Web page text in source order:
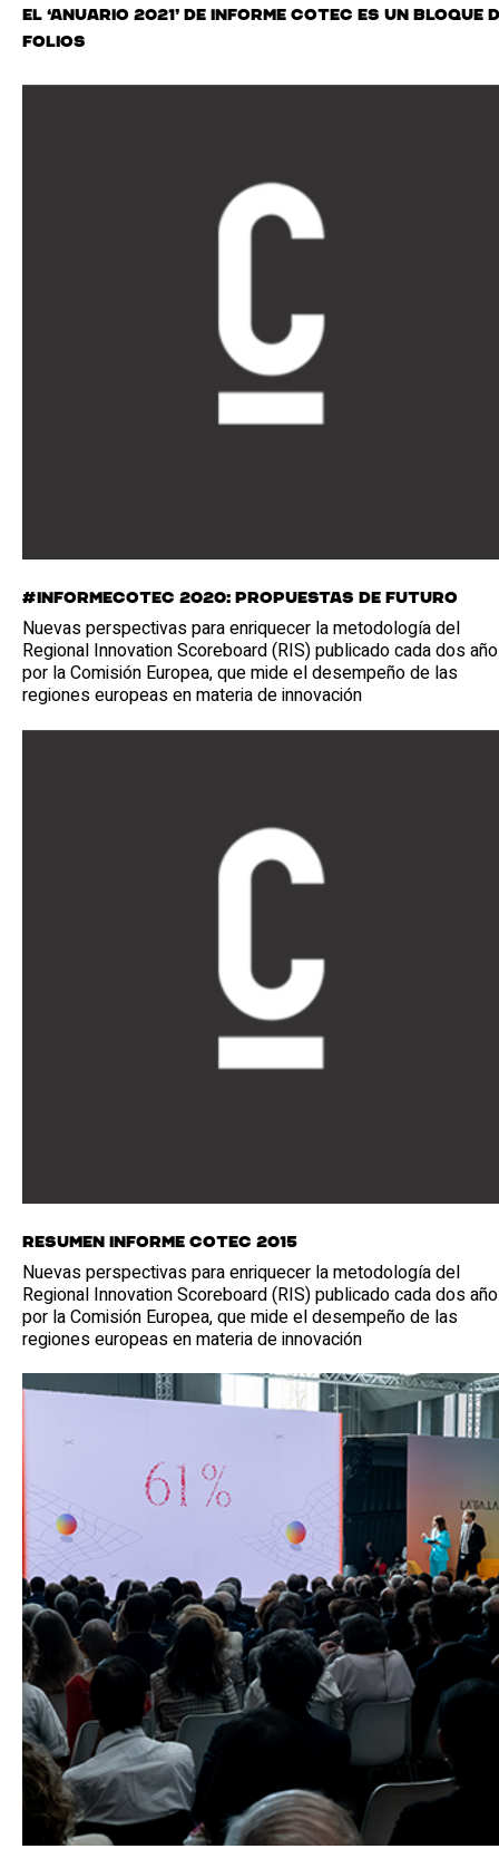
El ‘Anuario 2021’ de Informe Cotec es un bloque
folios
#InformeCotec 2020: Propuestas de futuro
Nuevas perspectivas para enriquecer la metodología del
Regional Innovation Scoreboard (RIS) publicado cada dos
por la Comisión Europea, que mide el desempeño de las
regiones europeas en materia de innovación
Resumen Informe Cotec 2015
Nuevas perspectivas para enriquecer la metodología del
Regional Innovation Scoreboard (RIS) publicado cada dos
por la Comisión Europea, que mide el desempeño de las
regiones europeas en materia de innovación